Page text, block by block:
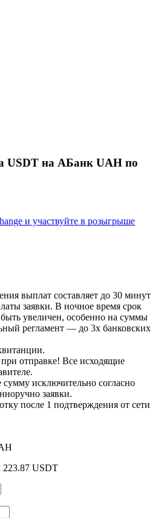
USDT на AБанк UAH по
и участвуйте в розыгрыше
выплат составляет до 30 минут
заявки. В ночное время срок
увеличен, особенно на суммы
регламент — до 3х банковских
отправке! Все исходящие
исключительно согласно
заявки.
после 1 подтверждения от сети
223.87 USDT